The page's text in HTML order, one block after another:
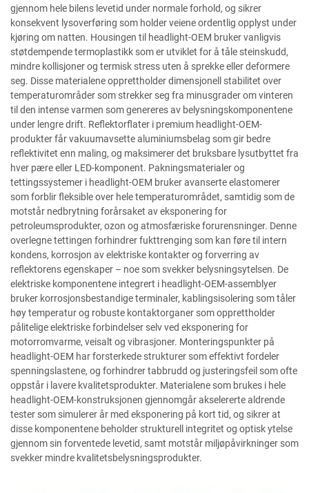
gjennom hele bilens levetid under normale forhold, og sikrer
konsekvent lysoverføring som holder veiene ordentlig opplyst under
kjøring om natten. Housingen til headlight-OEM bruker vanligvis
støtdempende termoplastikk som er utviklet for å tåle steinskudd,
mindre kollisjoner og termisk stress uten å sprekke eller deformere
seg. Disse materialene opprettholder dimensjonell stabilitet over
temperaturområder som strekker seg fra minusgrader om vinteren
til den intense varmen som genereres av belysningskomponentene
under lengre drift. Reflektorflater i premium headlight-OEM-
produkter får vakuumavsette aluminiumsbelag som gir bedre
reflektivitet enn maling, og maksimerer det bruksbare lysutbyttet fra
hver pære eller LED-komponent. Pakningsmaterialer og
tettingssystemer i headlight-OEM bruker avanserte elastomerer
som forblir fleksible over hele temperaturområdet, samtidig som de
motstår nedbrytning forårsaket av eksponering for
petroleumsprodukter, ozon og atmosfæriske forurensninger. Denne
overlegne tettingen forhindrer fukttrenging som kan føre til intern
kondens, korrosjon av elektriske kontakter og forverring av
reflektorens egenskaper – noe som svekker belysningsytelsen. De
elektriske komponentene integrert i headlight-OEM-assemblyer
bruker korrosjonsbestandige terminaler, kablingsisolering som tåler
høy temperatur og robuste kontaktorganer som opprettholder
pålitelige elektriske forbindelser selv ved eksponering for
motorromvarme, veisalt og vibrasjoner. Monteringspunkter på
headlight-OEM har forsterkede strukturer som effektivt fordeler
spenningslastene, og forhindrer tabbrudd og justeringsfeil som ofte
oppstår i lavere kvalitetsprodukter. Materialene som brukes i hele
headlight-OEM-konstruksjonen gjennomgår akselererte aldrende
tester som simulerer år med eksponering på kort tid, og sikrer at
disse komponentene beholder strukturell integritet og optisk ytelse
gjennom sin forventede levetid, samt motstår miljøpåvirkninger som
svekker mindre kvalitetsbelysningsprodukter.